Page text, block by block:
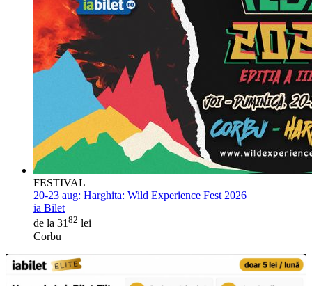
FESTIVAL
20-23 aug: Harghita: Wild Experience Fest 2026
ia Bilet
de la 3182 lei
Corbu